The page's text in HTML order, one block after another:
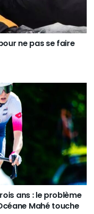
ne pas se faire
ans : le problème
Mahé touche